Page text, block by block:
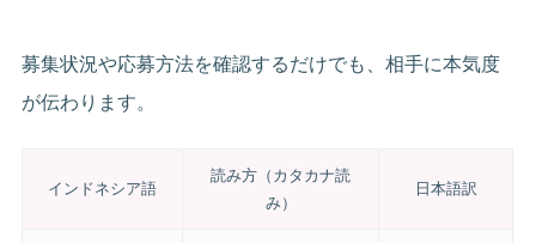
募集状況や応募方法を確認するだけでも、相手に本気度
が伝わります。
インドネシア語
読み方（カタカナ読
み）
日本語訳